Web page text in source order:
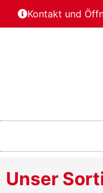
Kontakt und
Unser